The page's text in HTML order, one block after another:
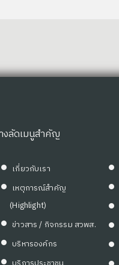
งลัดเมนูสำคัญ
เกี่ยวกับเรา
เหตุการณ์สำคัญ
(Highlight)
ข่าวสาร / กิจกรรม สวพส.
บริหารองค์กร